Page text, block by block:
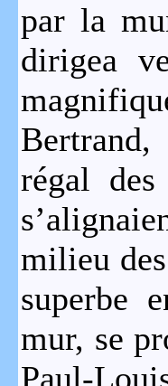
par la
dirigea
régal
milieu
superbe
mur, se
Paul-